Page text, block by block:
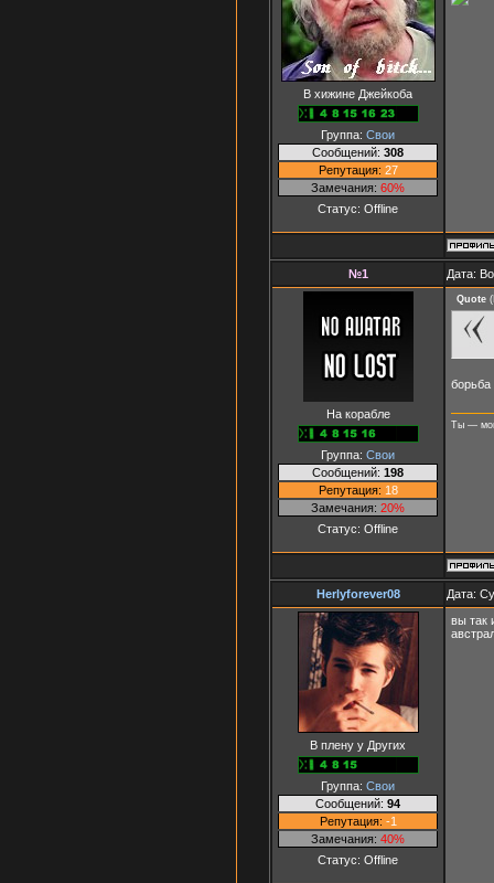
В хижине Джейкоба
Группа: Свои
Сообщений: 308
Репутация: 27
Замечания: 60%
Статус: Offline
№1 Дата:
На корабле
Группа: Свои
Сообщений: 198
Репутация: 18
Замечания: 20%
Статус: Offline
Quote (
борьба
Ты —
Herlyforever08 Дата:
В плену у Других
Группа: Свои
Сообщений: 94
Репутация: -1
Замечания: 40%
Статус: Offline
вы так